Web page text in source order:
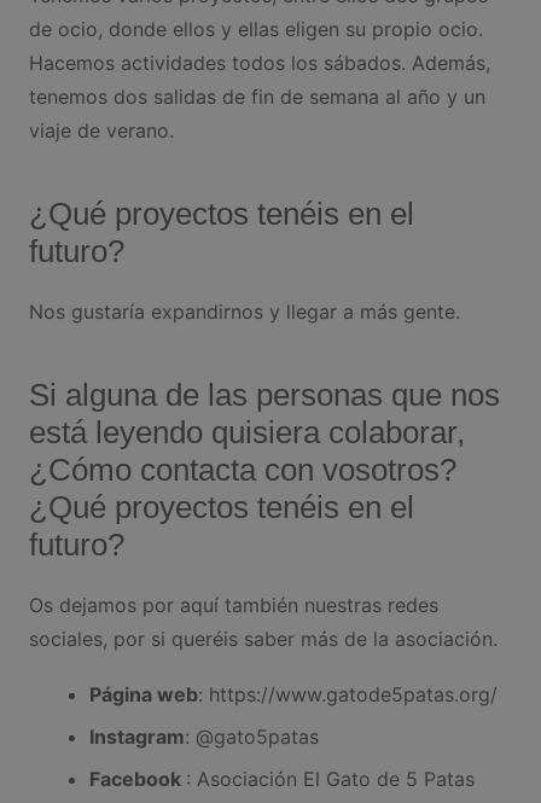
de ocio, donde ellos y ellas eligen su propio ocio.
Hacemos actividades todos los sábados. Además,
tenemos dos salidas de fin de semana al año y un
viaje de verano.
¿Qué proyectos tenéis en el
futuro?
Nos gustaría expandirnos y llegar a más gente.
Si alguna de las personas que nos
está leyendo quisiera colaborar,
¿Cómo contacta con vosotros?
¿Qué proyectos tenéis en el
futuro?
Os dejamos por aquí también nuestras redes
sociales, por si queréis saber más de la asociación.
Página web: https://www.gatode5patas.org/
Instagram: @gato5patas
Facebook : Asociación El Gato de 5 Patas